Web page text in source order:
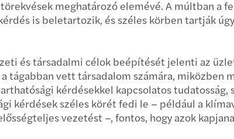
meghatározó elemévé. A múltban
is beletartozik, és széles körben tartják
és társadalmi célok beépítését jelenti az
tágabban vett társadalom számára,
kérdésekkel kapcsolatos
kérdések széles körét fedi le – például a
vezetést –, fontos, hogy azok